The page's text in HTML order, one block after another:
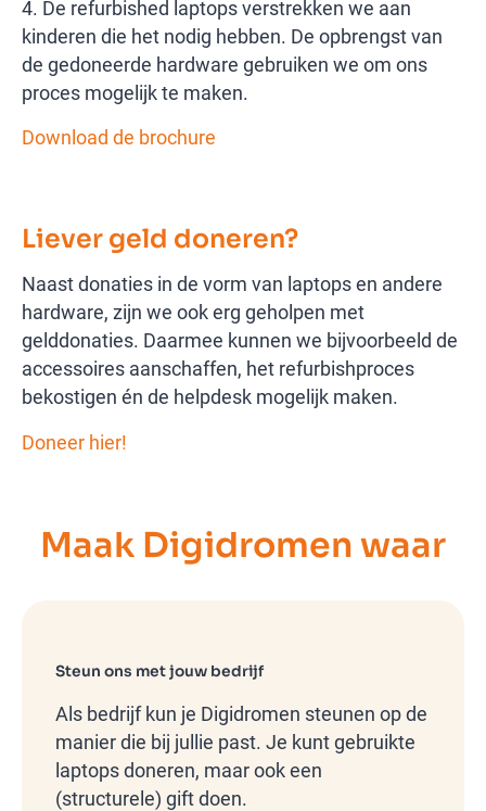
4. De refurbished laptops verstrekken we aan
kinderen die het nodig hebben. De opbrengst van
de gedoneerde hardware gebruiken we om ons
proces mogelijk te maken.
Download de brochure
Liever geld doneren?
Naast donaties in de vorm van laptops en andere
hardware, zijn we ook erg geholpen met
gelddonaties. Daarmee kunnen we bijvoorbeeld de
accessoires aanschaffen, het refurbishproces
bekostigen én de helpdesk mogelijk maken.
Doneer hier!
Maak Digidromen waar
Steun ons met jouw bedrijf
Als bedrijf kun je Digidromen steunen op de
manier die bij jullie past. Je kunt gebruikte
laptops doneren, maar ook een
(structurele) gift doen.